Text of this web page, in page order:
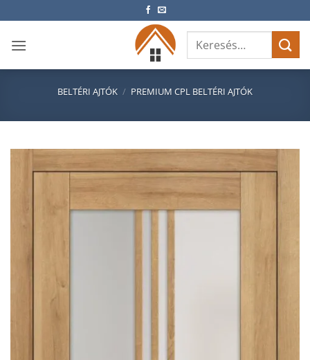
to
content
Keresés
következőre:
BELTÉRI AJTÓK / PREMIUM CPL BELTÉRI AJTÓK